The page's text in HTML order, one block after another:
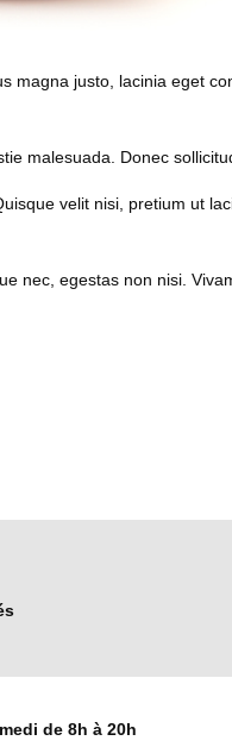
magna justo, lacinia eget
malesuada. Donec
velit nisi, pretium ut
nec, egestas non nisi.
de 8h à 20h